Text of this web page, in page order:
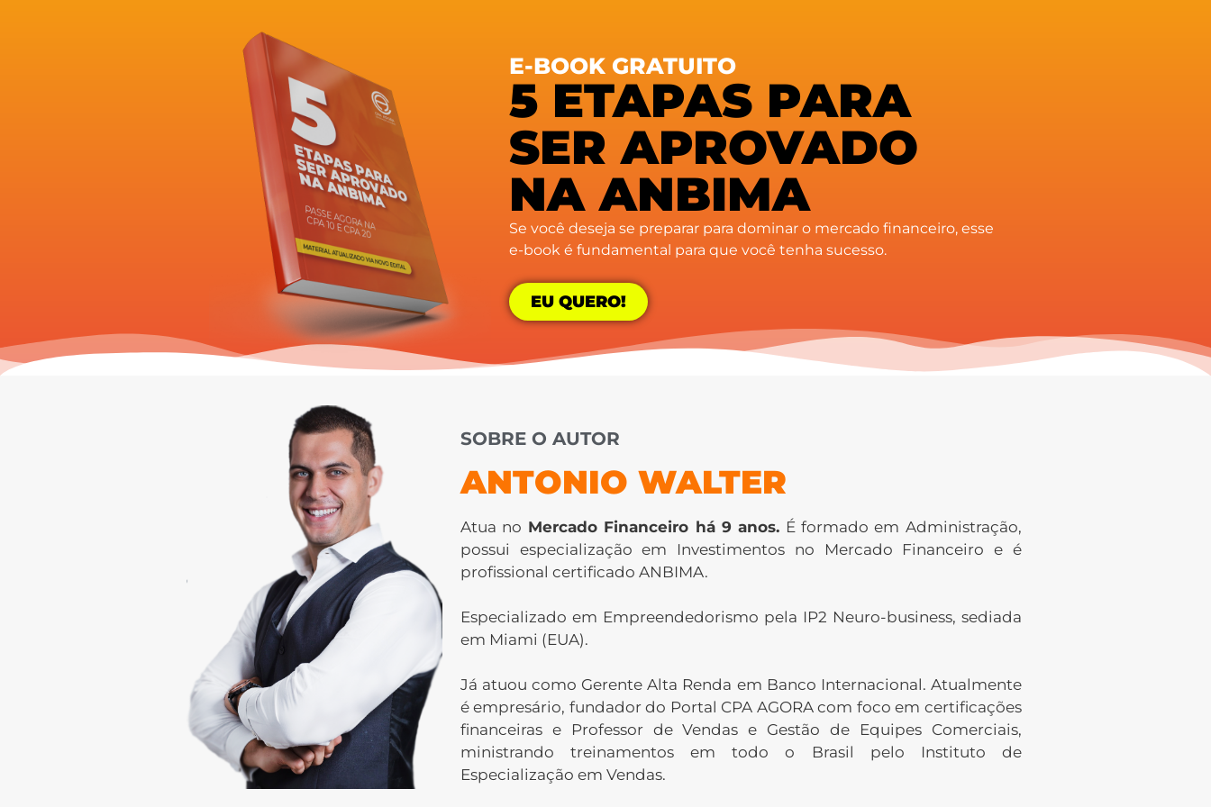
E-BOOK GRATUITO
5 ETAPAS PARA
SER APROVADO
NA ANBIMA
Se você deseja se preparar para dominar o mercado financeiro, esse
e-book é fundamental para que você tenha sucesso.
EU QUERO!
SOBRE O AUTOR
ANTONIO WALTER
Atua no Mercado Financeiro há 9 anos. É formado em Administração,
possui especialização em Investimentos no Mercado Financeiro e é
profissional certificado ANBIMA.
Especializado em Empreendedorismo pela IP2 Neuro-business, sediada
em Miami (EUA).
Já atuou como Gerente Alta Renda em Banco Internacional. Atualmente
é empresário, fundador do Portal CPA AGORA com foco em certificações
financeiras e Professor de Vendas e Gestão de Equipes Comerciais,
ministrando treinamentos em todo o Brasil pelo Instituto de
Especialização em Vendas.